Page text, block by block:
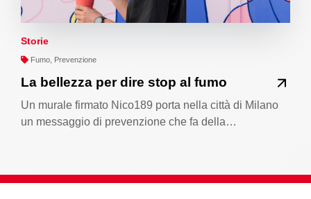
Storie
Fumo, Prevenzione
La bellezza per dire stop al fumo
Un murale firmato Nico189 porta nella città di Milano
un messaggio di prevenzione che fa della…